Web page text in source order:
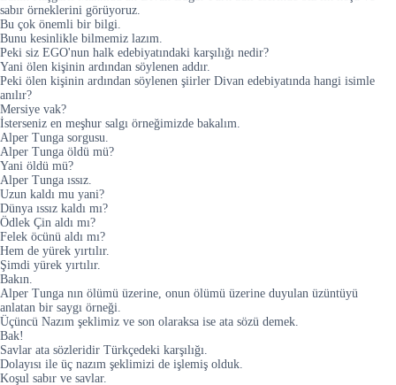
sabır örneklerini görüyoruz.
Bu çok önemli bir bilgi.
Bunu kesinlikle bilmemiz lazım.
Peki siz EGO'nun halk edebiyatındaki karşılığı nedir?
Yani ölen kişinin ardından söylenen addır.
Peki ölen kişinin ardından söylenen şiirler Divan edebiyatında hangi isimle
anılır?
Mersiye vak?
İsterseniz en meşhur salgı örneğimizde bakalım.
Alper Tunga sorgusu.
Alper Tunga öldü mü?
Yani öldü mü?
Alper Tunga ıssız.
Uzun kaldı mu yani?
Dünya ıssız kaldı mı?
Ödlek Çin aldı mı?
Felek öcünü aldı mı?
Hem de yürek yırtılır.
Şimdi yürek yırtılır.
Bakın.
Alper Tunga nın ölümü üzerine, onun ölümü üzerine duyulan üzüntüyü
anlatan bir saygı örneği.
Üçüncü Nazım şeklimiz ve son olaraksa ise ata sözü demek.
Bak!
Savlar ata sözleridir Türkçedeki karşılığı.
Dolayısı ile üç nazım şeklimizi de işlemiş olduk.
Koşul sabır ve savlar.